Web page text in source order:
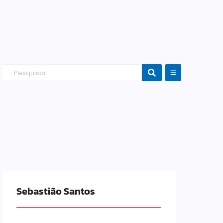
Sebastião Santos